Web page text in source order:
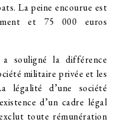
La peine encourue est
et 75 000 euros
souligné la différence
militaire privée et les
légalité d’une société
d’un cadre légal
toute rémunération